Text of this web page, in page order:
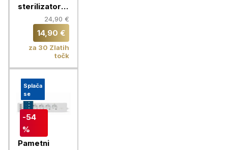
sterilizator z
vgrajenim
časovnikom,
Chameleon
24,90 €
14,90 €
za 30 Zlatih
točk
Splača
se
-54
%
Pametni